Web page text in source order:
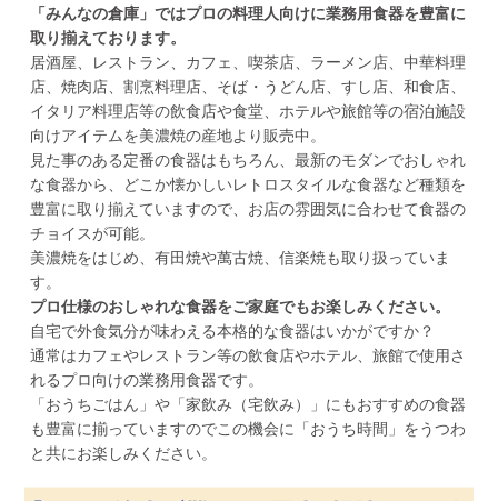
「みんなの倉庫」ではプロの料理人向けに業務用食器を豊富に
取り揃えております。
居酒屋、レストラン、カフェ、喫茶店、ラーメン店、中華料理
店、焼肉店、割烹料理店、そば・うどん店、すし店、和食店、
イタリア料理店等の飲食店や食堂、ホテルや旅館等の宿泊施設
向けアイテムを美濃焼の産地より販売中。
見た事のある定番の食器はもちろん、最新のモダンでおしゃれ
な食器から、どこか懐かしいレトロスタイルな食器など種類を
豊富に取り揃えていますので、お店の雰囲気に合わせて食器の
チョイスが可能。
美濃焼をはじめ、有田焼や萬古焼、信楽焼も取り扱っていま
す。
プロ仕様のおしゃれな食器をご家庭でもお楽しみください。
自宅で外食気分が味わえる本格的な食器はいかがですか？
通常はカフェやレストラン等の飲食店やホテル、旅館で使用さ
れるプロ向けの業務用食器です。
「おうちごはん」や「家飲み（宅飲み）」にもおすすめの食器
も豊富に揃っていますのでこの機会に「おうち時間」をうつわ
と共にお楽しみください。